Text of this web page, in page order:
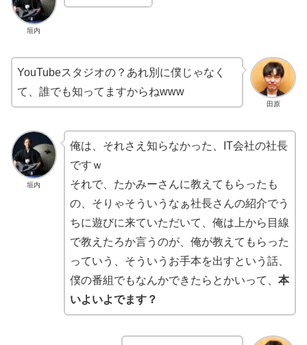
垣内
田原
YouTubeスタジオの？あれ別に僕じゃなく
て、誰でも知ってますからねwww
垣内
俺は、それさえ知らなかった、IT会社の社長
ですｗ
それで、たかみーさんに教えてもらったも
の、そりゃそういうなぁ社長さんの紹介でう
ちに遊びに来ていただいて、俺は上から目線
で教えたろか言うのが、俺が教えてもらった
っていう、そういうお手本を出すという話、
僕の番組でもなんかできたらとかいって、 本
いよいよでます？